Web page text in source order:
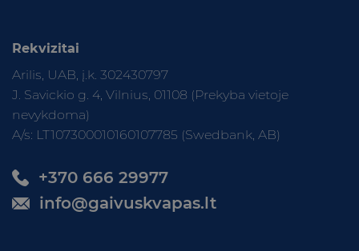
Rekvizitai
Arilis, UAB, į.k. 302430797
J. Savickio g. 4, Vilnius, 01108 (Prekyba vietoje
nevykdoma)
A/s: LT107300010160107785 (Swedbank, AB)
+370 666 29977
info@gaivuskvapas.lt